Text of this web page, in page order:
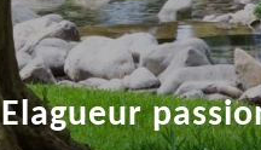
Elagueur